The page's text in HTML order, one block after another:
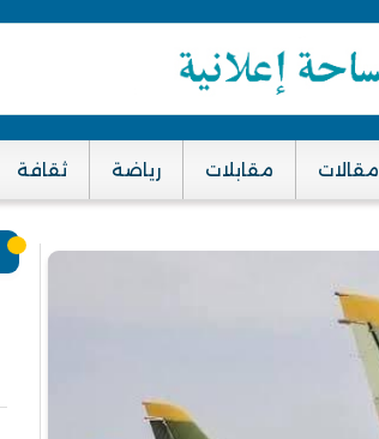
مقالات مقابلات رياضة ثقافة